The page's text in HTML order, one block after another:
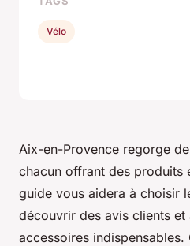
Aix-en-Provence regorge
chacun offrant des produits
guide vous aidera à choisir
découvrir des avis clients
accessoires
Vélo